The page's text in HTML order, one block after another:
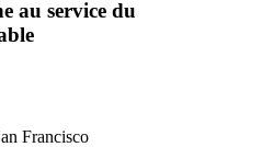
au service du
Francisco